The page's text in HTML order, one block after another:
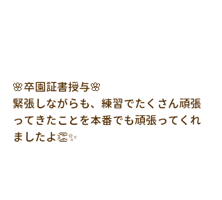
🌸卒園証書授与🌸
緊張しながらも、練習でたくさん頑張
ってきたことを本番でも頑張ってくれ
ましたよ👏✨